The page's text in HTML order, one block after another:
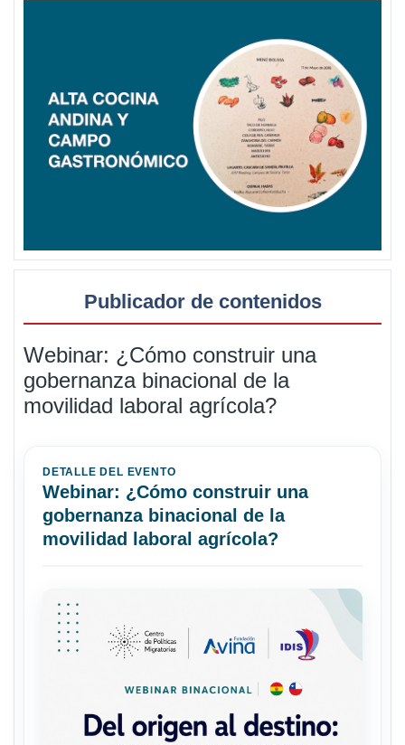
Publicador de contenidos
Webinar: ¿Cómo construir una
gobernanza binacional de la
movilidad laboral agrícola?
DETALLE DEL EVENTO
Webinar: ¿Cómo construir una
gobernanza binacional de la
movilidad laboral agrícola?